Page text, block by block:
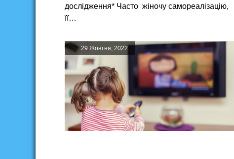
дослідження* Часто жіночу самореалізацію,
її…
29 Жовтня, 2022